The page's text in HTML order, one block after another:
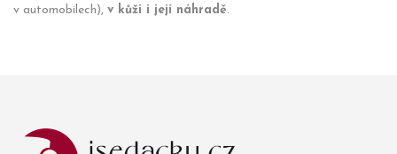
v automobilech), v kůži i její náhradě.